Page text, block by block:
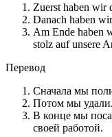
Zuerst haben wir
Danach haben
Am Ende haben
stolz auf unsere
Перевод
Сначала мы
Потом мы
В конце мы
своей работой.